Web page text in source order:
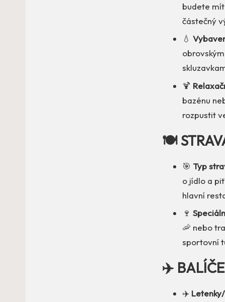
budete
částečný
💧
🍹
bazénu
rozpustit
🍽️
🎯 Typ
o jídlo a
hlavní
🍷
🦐 nebo
sportovní
✈️
✈️